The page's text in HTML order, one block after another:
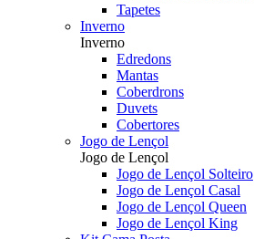
Tapetes
Inverno
Inverno
Edredons
Mantas
Coberdrons
Duvets
Cobertores
Jogo de Lençol
Jogo de Lençol
Jogo de Lençol Solteiro
Jogo de Lençol Casal
Jogo de Lençol Queen
Jogo de Lençol King